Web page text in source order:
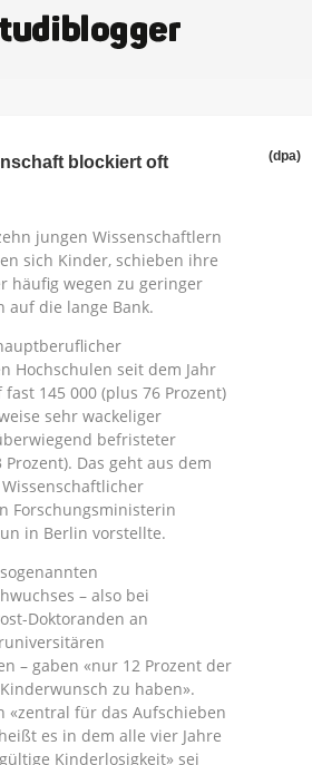
blockiert oft
(dpa)
jungen Wissenschaftlern
sich Kinder, schieben ihre
häufig wegen zu geringer
auf die lange Bank.
Hochschulen seit dem Jahr
145 000 (plus 76 Prozent)
sehr wackeliger
befristeter
Das geht aus dem
Forschungsministerin
in Berlin vorstellte.
– also bei
Doktoranden an
– gaben «nur 12 Prozent der
zu haben».
«zentral für das Aufschieben
es in dem alle vier Jahre
Kinderlosigkeit» sei